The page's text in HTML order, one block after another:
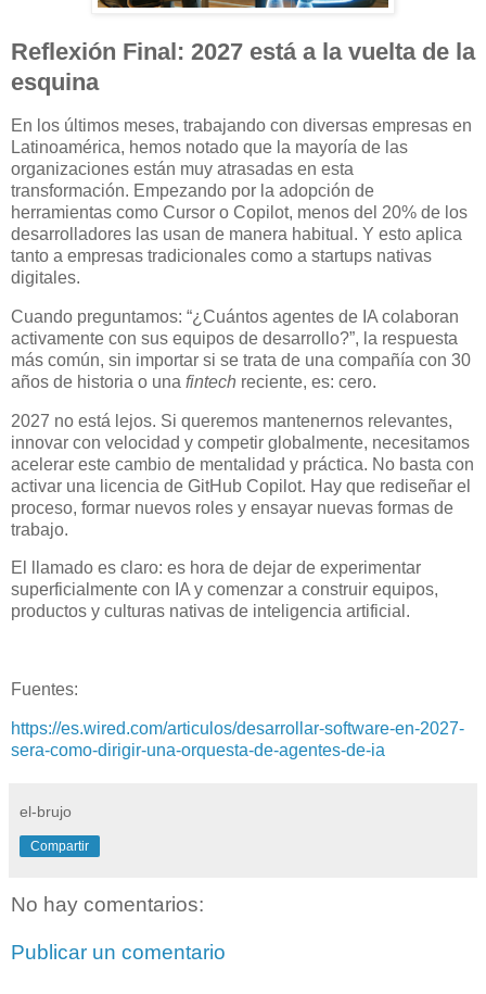
Reflexión Final: 2027 está a la vuelta de la
esquina
En los últimos meses, trabajando con diversas empresas en
Latinoamérica, hemos notado que la mayoría de las
organizaciones están muy atrasadas en esta
transformación. Empezando por la adopción de
herramientas como Cursor o Copilot, menos del 20% de los
desarrolladores las usan de manera habitual. Y esto aplica
tanto a empresas tradicionales como a startups nativas
digitales.
Cuando preguntamos: “¿Cuántos agentes de IA colaboran
activamente con sus equipos de desarrollo?”, la respuesta
más común, sin importar si se trata de una compañía con 30
años de historia o una fintech reciente, es: cero.
2027 no está lejos. Si queremos mantenernos relevantes,
innovar con velocidad y competir globalmente, necesitamos
acelerar este cambio de mentalidad y práctica. No basta con
activar una licencia de GitHub Copilot. Hay que rediseñar el
proceso, formar nuevos roles y ensayar nuevas formas de
trabajo.
El llamado es claro: es hora de dejar de experimentar
superficialmente con IA y comenzar a construir equipos,
productos y culturas nativas de inteligencia artificial.
Fuentes:
https://es.wired.com/articulos/desarrollar-software-en-2027-
sera-como-dirigir-una-orquesta-de-agentes-de-ia
el-brujo
Compartir
No hay comentarios:
Publicar un comentario